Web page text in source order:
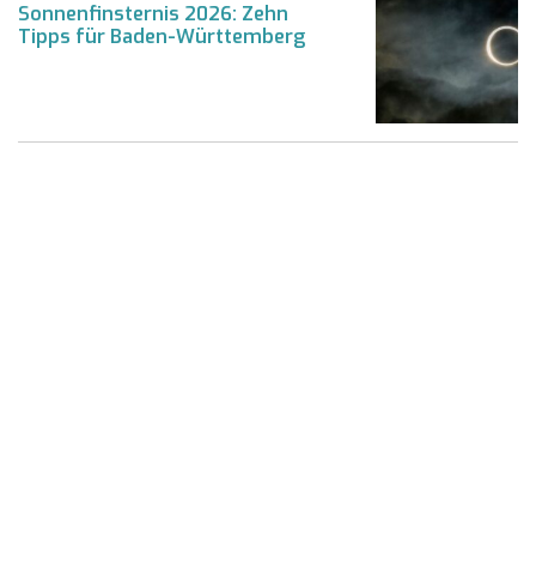
Sonnenfinsternis 2026: Zehn
Tipps für Baden-Württemberg